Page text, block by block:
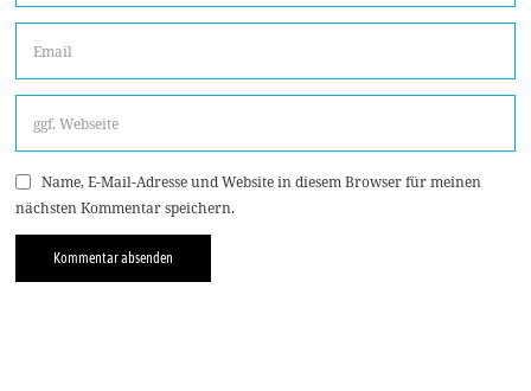
Name, E-Mail-Adresse und Website in diesem Browser für meinen
nächsten Kommentar speichern.